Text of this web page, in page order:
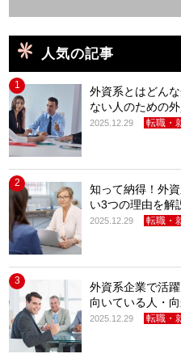
人気の記事
1
外資系とはどん
ない人のための
2025.12.29 転職・
2
知って納得！外
い3つの理由を解
2025.12.29 転職・
3
外資系企業で活
向いている人・
2025.12.29 転職・